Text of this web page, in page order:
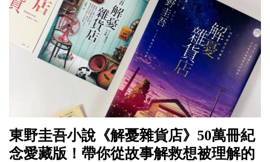
東野圭吾小說《解憂雜貨店》50萬冊紀
念愛藏版！帶你從故事解救想被理解的